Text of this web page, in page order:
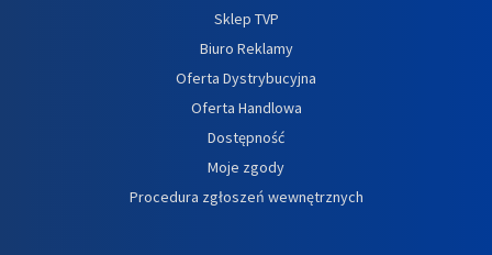
Sklep TVP
Biuro Reklamy
Oferta Dystrybucyjna
Oferta Handlowa
Dostępność
Moje zgody
Procedura zgłoszeń wewnętrznych